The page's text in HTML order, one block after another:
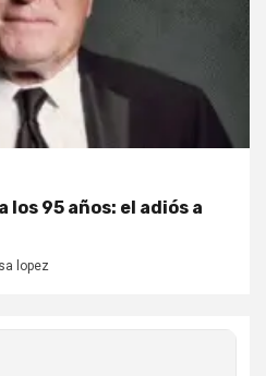
los 95 años: el adiós a
lopez